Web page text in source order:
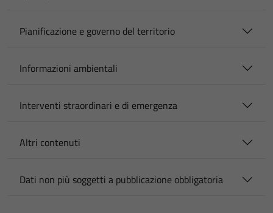
Pianificazione e governo del territorio
Informazioni ambientali
Interventi straordinari e di emergenza
Altri contenuti
Dati non più soggetti a pubblicazione obbligatoria